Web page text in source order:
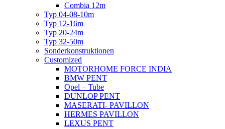
Combia 12m
Typ 04-08-10m
Typ 12-16m
Typ 20-24m
Typ 32-50m
Sonderkonstruktionen
Customized
MOTORHOME FORCE INDIA
BMW PENT
Opel – Tube
DUNLOP PENT
MASERATI- PAVILLON
HERMES PAVILLON
LEXUS PENT